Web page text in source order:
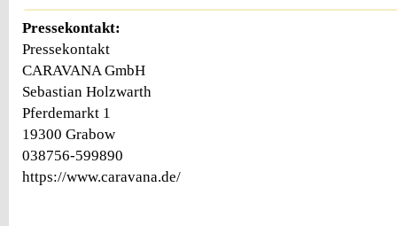
Pressekontakt:
Pressekontakt
CARAVANA GmbH
Sebastian Holzwarth
Pferdemarkt 1
19300 Grabow
038756-599890
https://www.caravana.de/